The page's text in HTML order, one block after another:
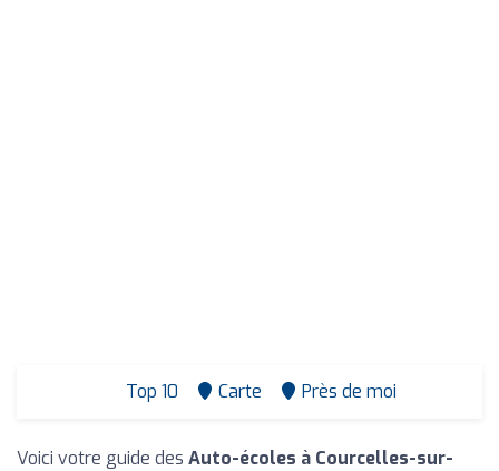
Top 10 Carte Près de moi
Voici votre guide des Auto-écoles à Courcelles-sur-